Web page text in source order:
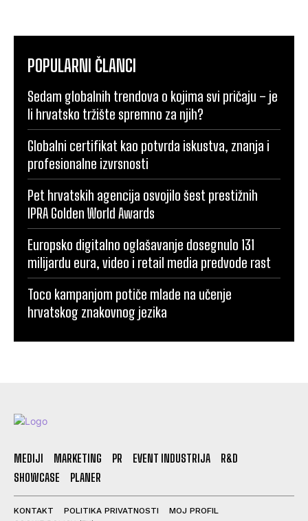
POPULARNI ČLANCI
Sedam globalnih trendova o kojima svi pričaju – je
li hrvatsko tržište spremno za njih?
Globalni certifikat kao potvrda iskustva, znanja i
profesionalne izvrsnosti
Pet hrvatskih agencija osvojilo šest prestižnih
IPRA Golden World Awards
Europsko digitalno oglašavanje dosegnulo 131
milijardu eura, video i retail media predvode rast
Toco kampanjom potiče mlade na učenje
hrvatskog znakovnog jezika
MEDIJI MARKETING PR EVENT INDUSTRIJA
R&D
SHOWCASE
PLANER
KONTAKT POLITIKA PRIVATNOSTI
MOJ PROFIL